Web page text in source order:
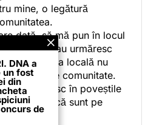
mine, o legătură
dată, să mă pun în locul
privesc sau urmăresc
că presa locală nu
ci despre comunitate.
se regăsesc în poveștile
înseamnă că sunt pe
DNA a
un fost
din
de